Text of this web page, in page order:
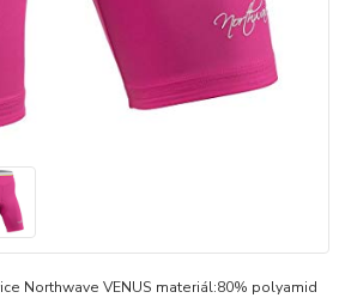
Northwave VENUS materiál:80% polyamid